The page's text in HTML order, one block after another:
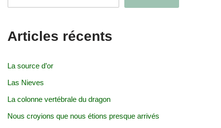
Articles récents
La source d’or
Las Nieves
La colonne vertébrale du dragon
Nous croyions que nous étions presque arrivés